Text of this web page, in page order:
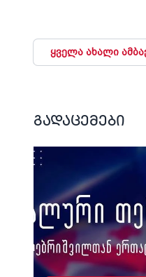
ყველა ახალი
გადაცემები